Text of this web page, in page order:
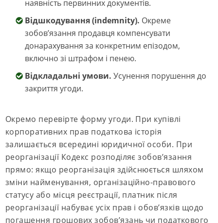
наявність первинних документів.
Відшкодування (indemnity). Окреме
зобов’язання продавця компенсувати
донарахування за конкретним епізодом,
включно зі штрафом і пенею.
Відкладальні умови. Усунення порушення до
закриття угоди.
Окремо перевірте форму угоди. При купівлі
корпоративних прав податкова історія
залишається всередині юридичної особи. При
реорганізації Кодекс розподіляє зобов’язання
прямо: якщо реорганізація здійснюється шляхом
зміни найменування, організаційно-правового
статусу або місця реєстрації, платник після
реорганізації набуває усіх прав і обов’язків щодо
погашення грошових зобов’язань чи податкового